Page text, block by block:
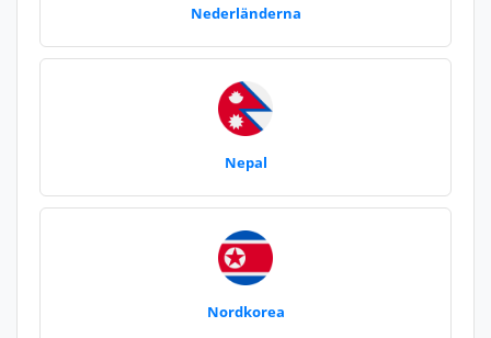
Nederländerna
Nepal
Nordkorea